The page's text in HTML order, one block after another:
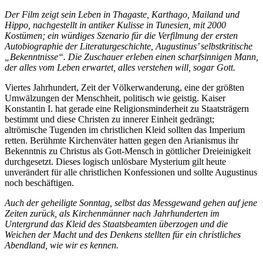
Der Film zeigt sein Leben in Thagaste, Karthago, Mailand und
Hippo, nachgestellt in antiker Kulisse in Tunesien, mit 2000
Kostümen; ein würdiges Szenario für die Verfilmung der ersten
Autobiographie der Literaturgeschichte, Augustinus’ selbstkritische
„Bekenntnisse“. Die Zuschauer erleben einen scharfsinnigen Mann,
der alles vom Leben erwartet, alles verstehen will, sogar Gott.
Viertes Jahrhundert, Zeit der Völkerwanderung, eine der größten
Umwälzungen der Menschheit, politisch wie geistig. Kaiser
Konstantin I. hat gerade eine Religionsminderheit zu Staatsträgern
bestimmt und diese Christen zu innerer Einheit gedrängt;
altrömische Tugenden im christlichen Kleid sollten das Imperium
retten. Berühmte Kirchenväter hatten gegen den Arianismus ihr
Bekenntnis zu Christus als Gott-Mensch in göttlicher Dreieinigkeit
durchgesetzt. Dieses logisch unlösbare Mysterium gilt heute
unverändert für alle christlichen Konfessionen und sollte Augustinus
noch beschäftigen.
Auch der geheiligte Sonntag, selbst das Messgewand gehen auf jene
Zeiten zurück, als Kirchenmänner nach Jahrhunderten im
Untergrund das Kleid des Staatsbeamten überzogen und die
Weichen der Macht und des Denkens stellten für ein christliches
Abendland, wie wir es kennen.